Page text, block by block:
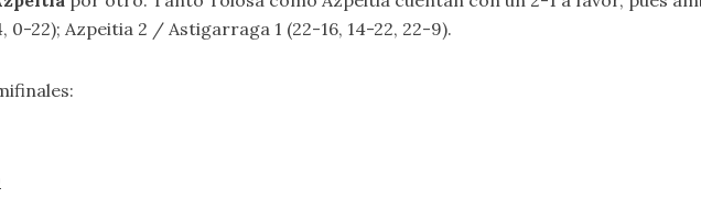
0-22); Azpeitia 2 / Astigarraga 1 (22-16, 14-22, 22-9).